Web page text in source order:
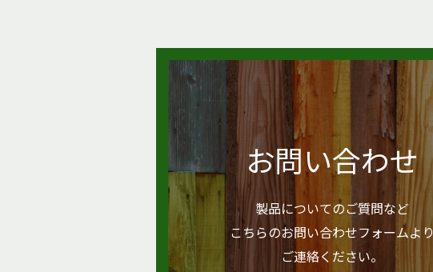
お問い合わせ
製品についてのご質問など
こちらのお問い合わせフォームより
ご連絡ください。